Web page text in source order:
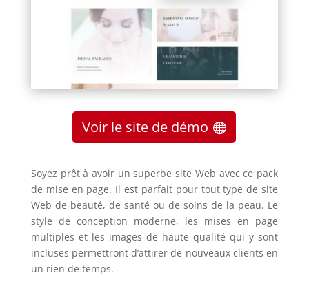
Voir le site de démo
Soyez prêt à avoir un superbe site Web avec ce pack
de mise en page. Il est parfait pour tout type de site
Web de beauté, de santé ou de soins de la peau. Le
style de conception moderne, les mises en page
multiples et les images de haute qualité qui y sont
incluses permettront d’attirer de nouveaux clients en
un rien de temps.